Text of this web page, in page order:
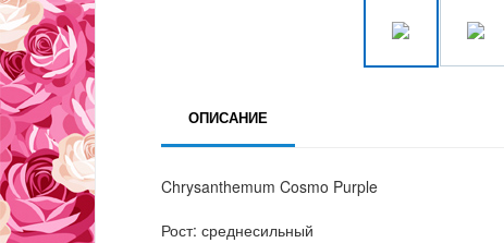
ОПИСАНИЕ
Chrysanthemum Cosmo Purple
Рост: среднесильный